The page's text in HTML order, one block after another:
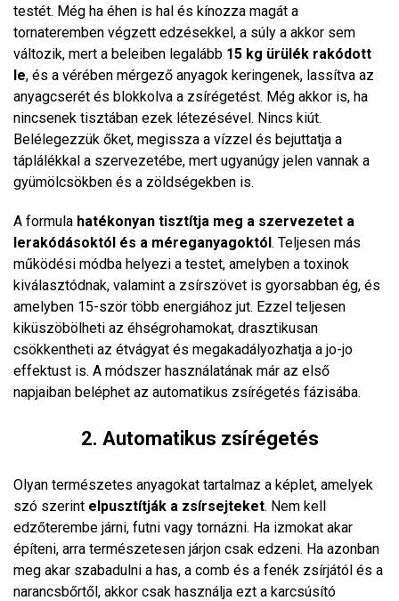
testét. Még ha éhen is hal és kínozza magát a
tornateremben végzett edzésekkel, a súly a akkor sem
változik, mert a beleiben legalább 15 kg ürülék rakódott
le, és a vérében mérgező anyagok keringenek, lassítva az
anyagcserét és blokkolva a zsírégetést. Még akkor is, ha
nincsenek tisztában ezek létezésével. Nincs kiút.
Belélegezzük őket, megissza a vízzel és bejuttatja a
táplálékkal a szervezetébe, mert ugyanúgy jelen vannak a
gyümölcsökben és a zöldségekben is.
A formula hatékonyan tisztítja meg a szervezetet a
lerakódásoktól és a méreganyagoktól. Teljesen más
működési módba helyezi a testet, amelyben a toxinok
kiválasztódnak, valamint a zsírszövet is gyorsabban ég, és
amelyben 15-ször több energiához jut. Ezzel teljesen
kiküszöbölheti az éhségrohamokat, drasztikusan
csökkentheti az étvágyat és megakadályozhatja a jo-jo
effektust is. A módszer használatának már az első
napjaiban beléphet az automatikus zsírégetés fázisába.
2. Automatikus zsírégetés
Olyan természetes anyagokat tartalmaz a képlet, amelyek
szó szerint elpusztítják a zsírsejteket. Nem kell
edzőterembe járni, futni vagy tornázni. Ha izmokat akar
építeni, arra természetesen járjon csak edzeni. Ha azonban
meg akar szabadulni a has, a comb és a fenék zsírjától és a
narancsbőrtől, akkor csak használja ezt a karcsúsító